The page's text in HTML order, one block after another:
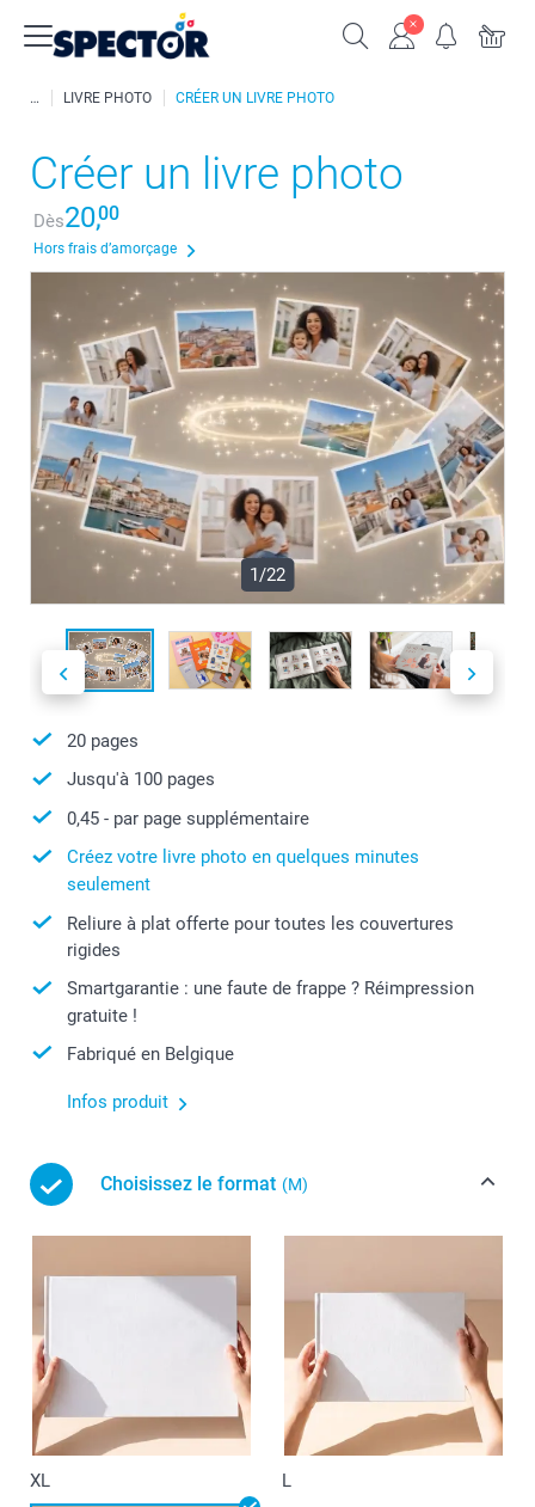
LIVRE PHOTO CRÉER UN LIVRE PHOTO
Créer un livre photo
Dès20,00
Hors frais d’amorçage
1/22
20 pages
Jusqu'à 100 pages
0,45 - par page supplémentaire
Créez votre livre photo en quelques minutes
seulement
Reliure à plat offerte pour toutes les couvertures
rigides
Smartgarantie : une faute de frappe ? Réimpression
gratuite !
Fabriqué en Belgique
Infos produit
Choisissez le format (M)
XL L